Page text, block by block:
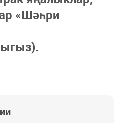
«Шәһри